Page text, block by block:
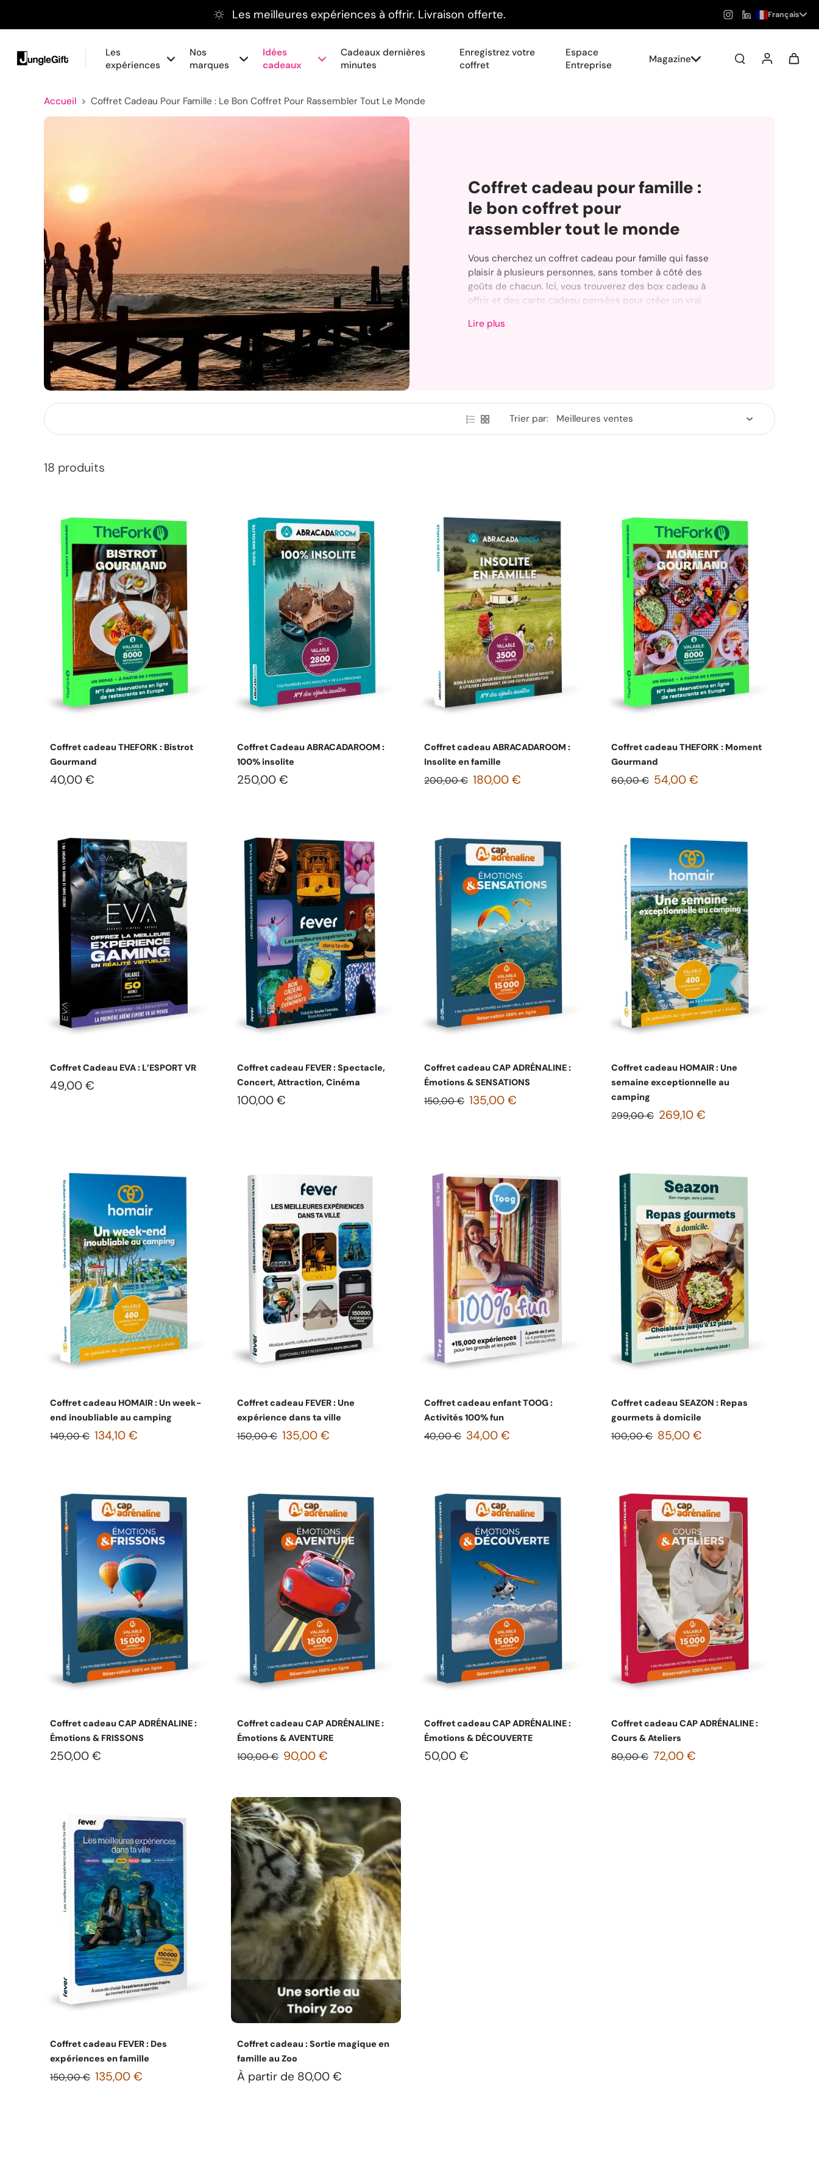
au
Les meilleures expériences à offrir. Livraison offerte. Français
Les
expériences
Nos
marques
Idées
cadeaux
Cadeaux dernières
minutes
Enregistrez votre
coffret
Espace
Entreprise
Magazine
Accueil > Coffret Cadeau Pour Famille : Le Bon Coffret Pour Rassembler Tout Le Monde
Coffret cadeau pour famille :
le bon coffret pour
rassembler tout le monde
Vous cherchez un coffret cadeau pour famille qui fasse
plaisir à plusieurs personnes, sans tomber à côté des
goûts de chacun. Ici, vous trouverez des box cadeau à
offrir et des carte cadeau pensées pour créer un vrai
Lire plus
Trier par:
18 produits
Coffret cadeau THEFORK : Bistrot
Gourmand
40,00 €
Coffret Cadeau ABRACADAROOM :
100% insolite
250,00 €
Coffret cadeau ABRACADAROOM :
Insolite en famille
200,00 € 180,00 €
Coffret cadeau THEFORK : Moment
Gourmand
60,00 € 54,00 €
Coffret Cadeau EVA : L’ESPORT VR
49,00 €
Coffret cadeau FEVER : Spectacle,
Concert, Attraction, Cinéma
100,00 €
Coffret cadeau CAP ADRÉNALINE :
Émotions & SENSATIONS
150,00 € 135,00 €
Coffret cadeau HOMAIR : Une
semaine exceptionnelle au
camping
299,00 € 269,10 €
Coffret cadeau HOMAIR : Un week-
end inoubliable au camping
149,00 € 134,10 €
Coffret cadeau FEVER : Une
expérience dans ta ville
150,00 € 135,00 €
Coffret cadeau enfant TOOG :
Activités 100% fun
40,00 € 34,00 €
Coffret cadeau SEAZON : Repas
gourmets à domicile
100,00 € 85,00 €
Coffret cadeau CAP ADRÉNALINE :
Émotions & FRISSONS
250,00 €
Coffret cadeau CAP ADRÉNALINE :
Émotions & AVENTURE
100,00 € 90,00 €
Coffret cadeau CAP ADRÉNALINE :
Émotions & DÉCOUVERTE
50,00 €
Coffret cadeau CAP ADRÉNALINE :
Cours & Ateliers
80,00 € 72,00 €
Coffret cadeau FEVER : Des
expériences en famille
150,00 € 135,00 €
Coffret cadeau : Sortie magique en
famille au Zoo
À partir de 80,00 €